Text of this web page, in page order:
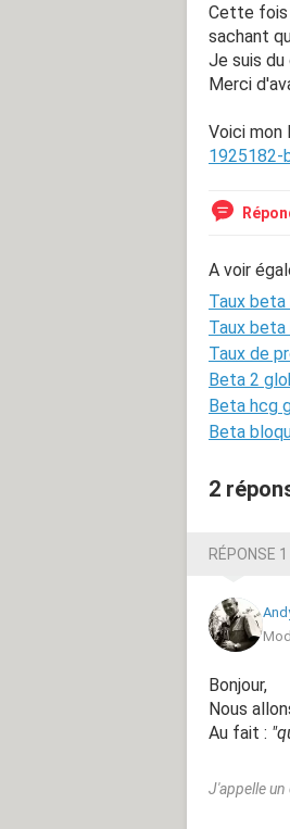
Cette fois
sachant
Je suis
Merci
Voici mon
A voir
Taux beta
Taux beta
Taux de
Beta 2
Beta hcg
Beta
2
RÉPONSE
Bonjour,
Nous
Au fait :
J'appelle un